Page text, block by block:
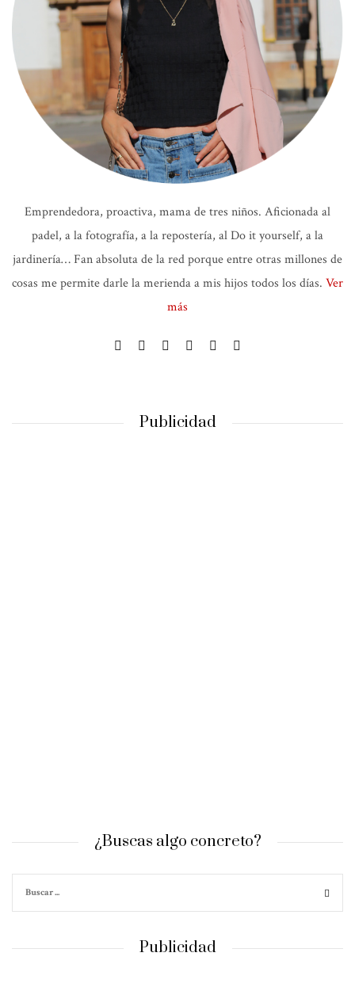
Emprendedora, proactiva, mama de tres niños. Aficionada al
padel, a la fotografía, a la repostería, al Do it yourself, a la
jardinería… Fan absoluta de la red porque entre otras millones de
cosas me permite darle la merienda a mis hijos todos los días. Ver
más
Publicidad
¿Buscas algo concreto?
Publicidad